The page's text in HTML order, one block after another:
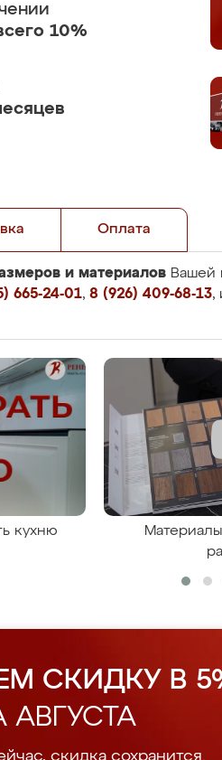
10%
Оплата
и материалов Вашей
665-24-01, 8 (926) 409-68-13,
кухню
СКИДКУ В
скидка сохранится.